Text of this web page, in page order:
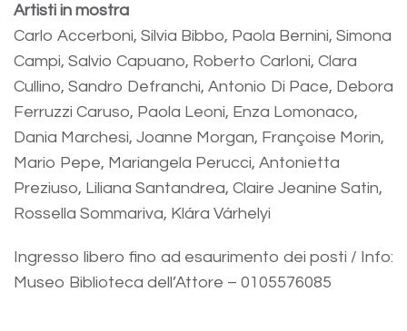
Artisti in mostra
Carlo Accerboni, Silvia Bibbo, Paola Bernini, Simona
Campi, Salvio Capuano, Roberto Carloni, Clara
Cullino, Sandro Defranchi, Antonio Di Pace, Debora
Ferruzzi Caruso, Paola Leoni, Enza Lomonaco,
Dania Marchesi, Joanne Morgan, Françoise Morin,
Mario Pepe, Mariangela Perucci, Antonietta
Preziuso, Liliana Santandrea, Claire Jeanine Satin,
Rossella Sommariva, Klára Várhelyi
Ingresso libero fino ad esaurimento dei posti / Info:
Museo Biblioteca dell’Attore – 0105576085